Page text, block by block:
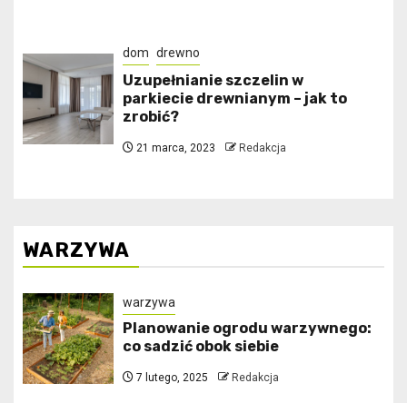
dom drewno
Uzupełnianie szczelin w
parkiecie drewnianym – jak to
zrobić?
21 marca, 2023 Redakcja
WARZYWA
warzywa
Planowanie ogrodu warzywnego:
co sadzić obok siebie
7 lutego, 2025 Redakcja